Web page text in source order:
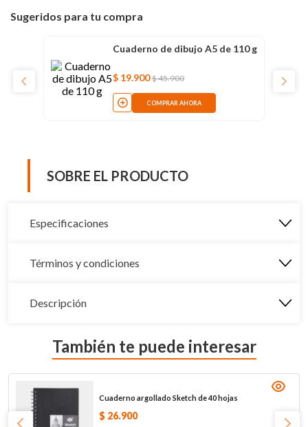
Sugeridos para tu compra
Cuaderno de dibujo A5 de 110 g
$ 19.900 $45.900
COMPRAR AHORA
SOBRE EL PRODUCTO
Especificaciones
Términos y condiciones
Descripción
También te puede interesar
Cuaderno argollado Sketch de 40 hojas
$ 26.900